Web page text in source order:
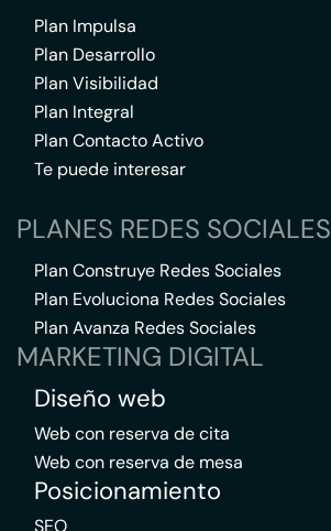
Plan Impulsa
Plan Desarrollo
Plan Visibilidad
Plan Integral
Plan Contacto Activo
Te puede interesar
PLANES REDES SOCIALES
Plan Construye Redes Sociales
Plan Evoluciona Redes Sociales
Plan Avanza Redes Sociales
MARKETING DIGITAL
Diseño web
Web con reserva de cita
Web con reserva de mesa
Posicionamiento
SEO